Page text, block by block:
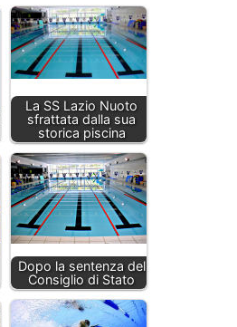
La SS Lazio Nuoto
sfrattata dalla sua
storica piscina
Dopo la sentenza del
Consiglio di Stato